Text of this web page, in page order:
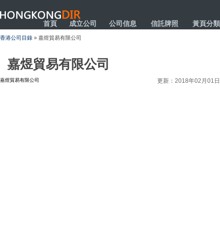
HONGKONGDIR
首頁 成立公司 公司信息 信託牌照 黃頁分類
香港公司目錄 » 嘉煜貿易有限公司
嘉煜貿易有限公司
嘉煜貿易有限公司 更新：2018年02月01日